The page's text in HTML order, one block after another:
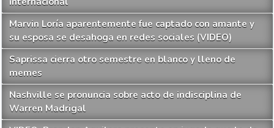
Marvin Loría aparentemente fue captado con amante y
su esposa se desahoga en redes sociales (VIDEO)
Saprissa cierra otro semestre en blanco y lleno de
memes
Nashville se pronuncia sobre acto de indisciplina de
Warren Madrigal